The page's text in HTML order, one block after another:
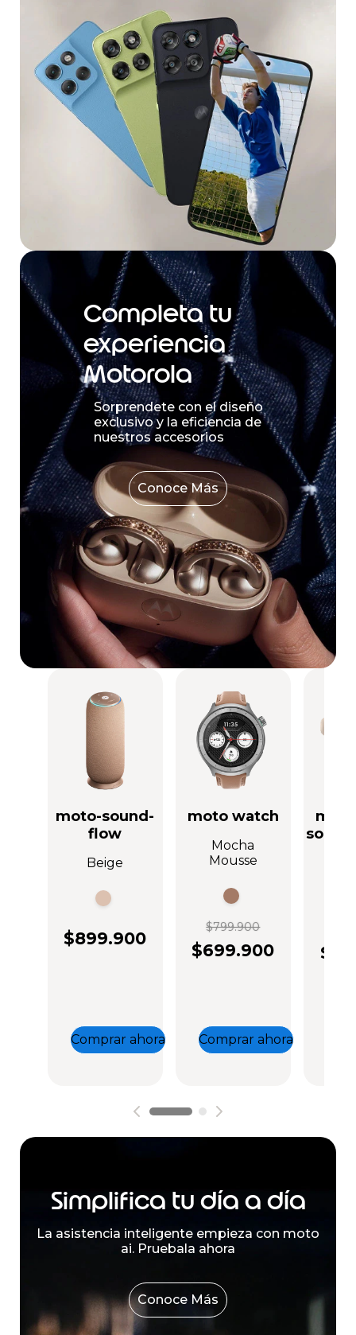
Completa tu
experiencia
Motorola
Sorprendete con el diseño
exclusivo y la eficiencia de
nuestros accesorios
Conoce Más
moto-sound-
flow
Beige
$899.900
Comprar ahora
moto watch
Mocha
Mousse
$799.900
$699.900
Comprar ahora
Simplifica tu día a día
La asistencia inteligente empieza con moto
ai. Pruebala ahora
Conoce Más